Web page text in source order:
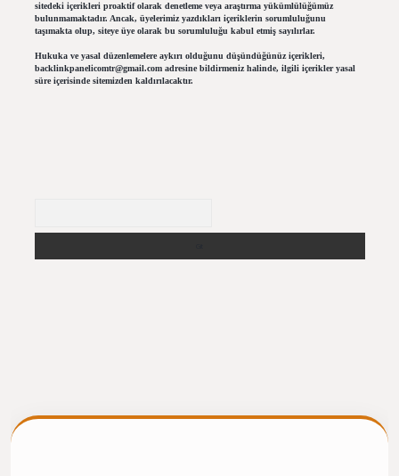
sitedeki içerikleri proaktif olarak denetleme veya araştırma yükümlülüğümüz
bulunmamaktadır. Ancak, üyelerimiz yazdıkları içeriklerin sorumluluğunu
taşımakta olup, siteye üye olarak bu sorumluluğu kabul etmiş sayılırlar.
Hukuka ve yasal düzenlemelere aykırı olduğunu düşündüğünüz içerikleri,
backlinkpanelicomtr@gmail.comadresine bildirmeniz halinde, ilgili içerikler yasal
süre içerisinde sitemizden kaldırılacaktır.